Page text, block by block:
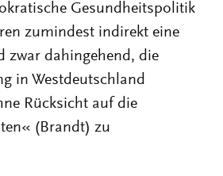
Gesundheits­politik
zumindest indirekt eine
zwar dahingehend, die
in Westdeutschland
Rücksicht auf die
(Brandt) zu